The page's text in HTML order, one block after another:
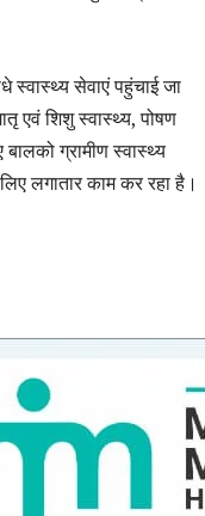
सेवाएं पहुंचाई जा
एवं शिशु स्वास्थ्य, पोषण
ग्रामीण स्वास्थ्य
लगातार काम कर रहा है।